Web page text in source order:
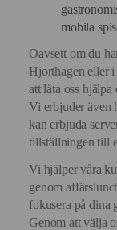
mobila
Oavsett om du
Hjorthagen eller
att låta oss
Vi erbjuder även
kan erbjuda
tillställningen till
Vi hjälper våra
genom
fokusera på dina
Genom att välja